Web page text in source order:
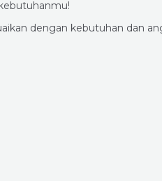
dengan kebutuhan dan